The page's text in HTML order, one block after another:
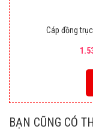
Cáp đồng
BẠN CŨNG CÓ